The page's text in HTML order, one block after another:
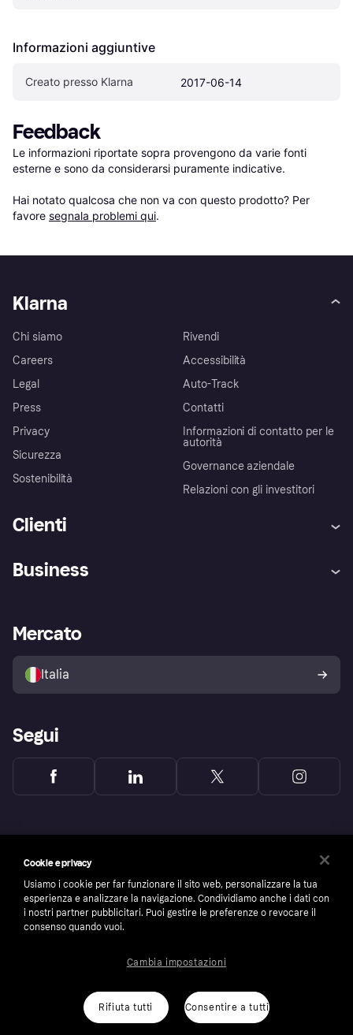
Informazioni aggiuntive
Creato presso Klarna 2017-06-14
Feedback
Le informazioni riportate sopra provengono da varie fonti
esterne e sono da considerarsi puramente indicative.
Hai notato qualcosa che non va con questo prodotto? Per
favore segnala problemi qui.
Klarna
Chi siamo
Careers
Legal
Press
Privacy
Sicurezza
Sostenibilità
Rivendi
Accessibilità
Auto-Track
Contatti
Informazioni di contatto per le
autorità
Governance aziendale
Relazioni con gli investitori
Clienti
Assistenza
Esplora i negozi
Politica di protezione
dell'acquirente Klarna
Business
Accesso aziende
Mercato
Italia
Segui
number: 556737-0431
Cookies Klarna.com
Cookie e privacy
Usiamo i cookie per far funzionare il sito web, personalizzare la tua
esperienza e analizzare la navigazione. Condividiamo anche i dati con
i nostri partner pubblicitari. Puoi gestire le preferenze o revocare il
consenso quando vuoi.
Rifiuta tutti Consentire a tutti
Cambia impostazioni